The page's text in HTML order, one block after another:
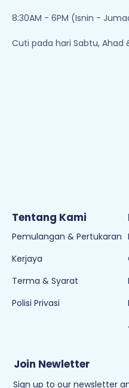
8:30AM - 6PM (Isnin -
Cuti pada hari Sabtu, Ahad
Tentang Kami
Pemulangan & Pertukaran
Kerjaya
Terma & Syarat
Polisi Privasi
Join Newletter
Sign up to our newsletter